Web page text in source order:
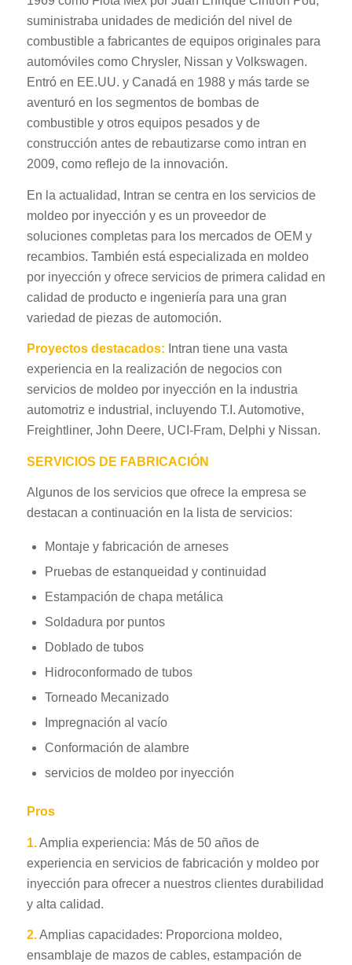
suministraba unidades de medición del nivel de
combustible a fabricantes de equipos originales para
automóviles como Chrysler, Nissan y Volkswagen.
Entró en EE.UU. y Canadá en 1988 y más tarde se
aventuró en los segmentos de bombas de
combustible y otros equipos pesados y de
construcción antes de rebautizarse como intran en
2009, como reflejo de la innovación.
En la actualidad, Intran se centra en los servicios de
moldeo por inyección y es un proveedor de
soluciones completas para los mercados de OEM y
recambios. También está especializada en moldeo
por inyección y ofrece servicios de primera calidad en
calidad de producto e ingeniería para una gran
variedad de piezas de automoción.
Proyectos destacados: Intran tiene una vasta
experiencia en la realización de negocios con
servicios de moldeo por inyección en la industria
automotriz e industrial, incluyendo T.I. Automotive,
Freightliner, John Deere, UCI-Fram, Delphi y Nissan.
SERVICIOS DE FABRICACIÓN
Algunos de los servicios que ofrece la empresa se
destacan a continuación en la lista de servicios:
Montaje y fabricación de arneses
Pruebas de estanqueidad y continuidad
Estampación de chapa metálica
Soldadura por puntos
Doblado de tubos
Hidroconformado de tubos
Torneado Mecanizado
Impregnación al vacío
Conformación de alambre
servicios de moldeo por inyección
Pros
1.Amplia experiencia: Más de 50 años de
experiencia en servicios de fabricación y moldeo por
inyección para ofrecer a nuestros clientes durabilidad
y alta calidad.
2.Amplias capacidades: Proporciona moldeo,
ensamblaje de mazos de cables, estampación de